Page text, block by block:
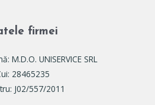
firmei
M.D.O. UNISERVICE SRL
28465235
J02/557/2011